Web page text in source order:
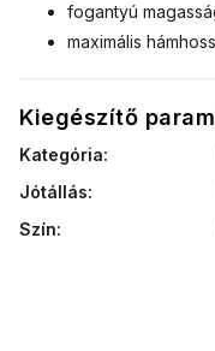
fogantyú
maximális
Kiegészítő
Kategória:
Jótállás:
Szín: